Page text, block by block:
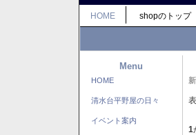
HOME shopのトップ
Menu
HOME
清水台平野屋の日々
イベント案内
1